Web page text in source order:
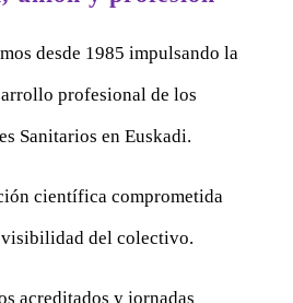
desde 1985 impulsando la
profesional de los
Sanitarios en Euskadi.
científica comprometida
del colectivo.
acreditados y jornadas